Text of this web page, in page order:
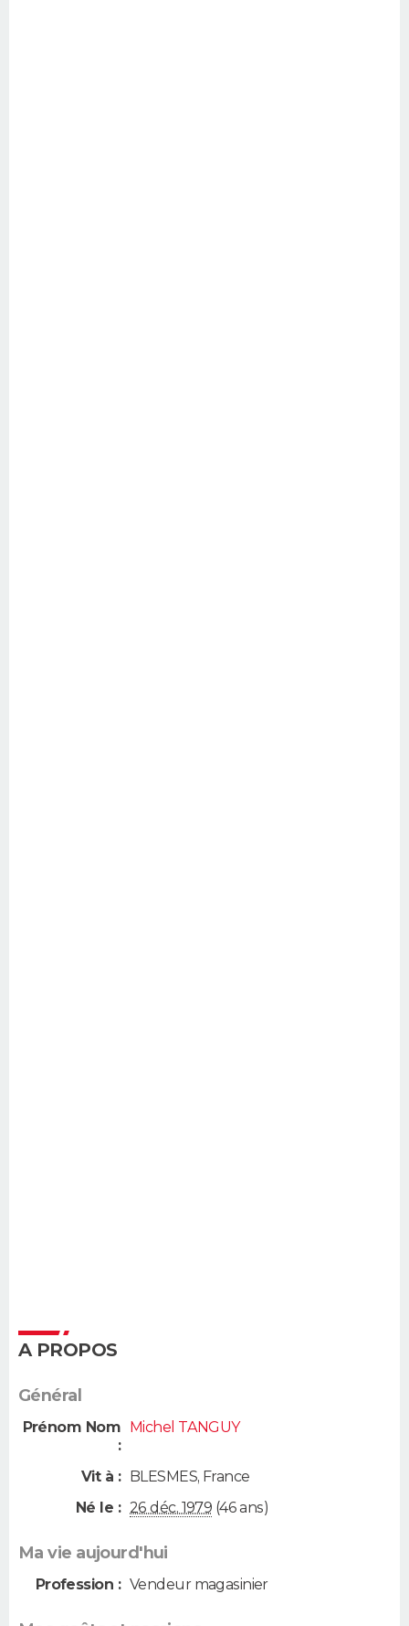
A PROPOS
Général
Prénom Nom
:
Michel TANGUY
Vit à : BLESMES, France
Né le : 26 déc. 1979 (46 ans)
Ma vie aujourd'hui
Profession : Vendeur magasinier